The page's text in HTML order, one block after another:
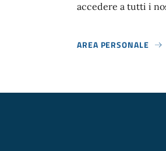
accedere a tutti i
AREA PERSONALE